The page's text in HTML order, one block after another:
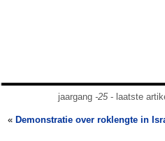
jaargang -25- laatste
« Demonstratie over roklengte in